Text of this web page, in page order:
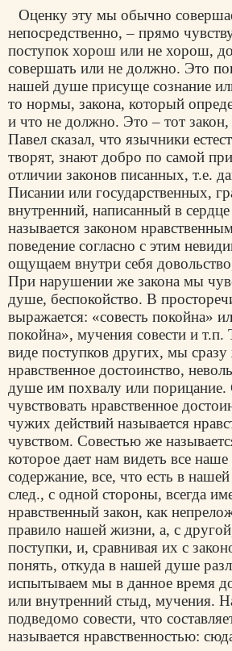
Оценку эту мы обычно
непосредственно, – прямо
поступок хорош или не хорош,
совершать или не должно. Это
нашей душе присуще сознание
то нормы, закона, который
и что не должно. Это – тот
Павел сказал, что язычники
творят, знают добро по самой
отличии законов писанных, т.е.
Писании или государственных,
внутренний, написанный в сердце
называется законом
поведение согласно с этим
ощущаем внутри себя
При нарушении же закона мы
душе, беспокойство. В
выражается: «совесть покойна»
покойна», мучения совести и
виде поступков других, мы
нравственное достоинство,
душе им похвалу или порицание.
чувствовать нравственное
чужих действий называется
чувством. Совестью же
которое дает нам видеть все
содержание, все, что есть в
след., с одной стороны, всегда
нравственный закон, как
правило нашей жизни, а, с
поступки, и, сравнивая их с
понять, откуда в нашей душе
испытываем мы в данное время
или внутренний стыд, мучения.
подведомо совести, что
называется нравственностью: